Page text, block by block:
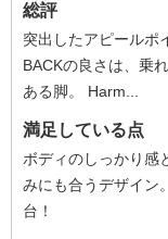
総評
突出したアピールポ
BACKの良さは、乗
ある脚。 Harm...
満足している点
ボディのしっかり感
みにも合うデザイン
台！